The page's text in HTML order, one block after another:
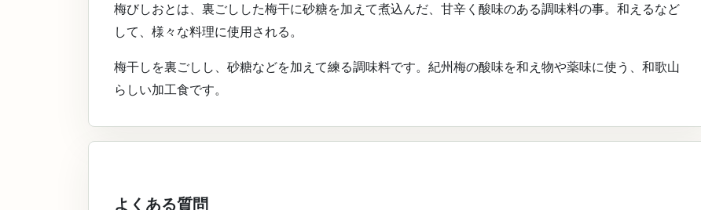
梅びしおとは、裏ごしした梅干に砂糖を加えて煮込んだ、甘辛く酸味のある調味料の事。和えるなど
して、様々な料理に使用される。
梅干しを裏ごしし、砂糖などを加えて練る調味料です。紀州梅の酸味を和え物や薬味に使う、和歌山
らしい加工食です。
よくある質問